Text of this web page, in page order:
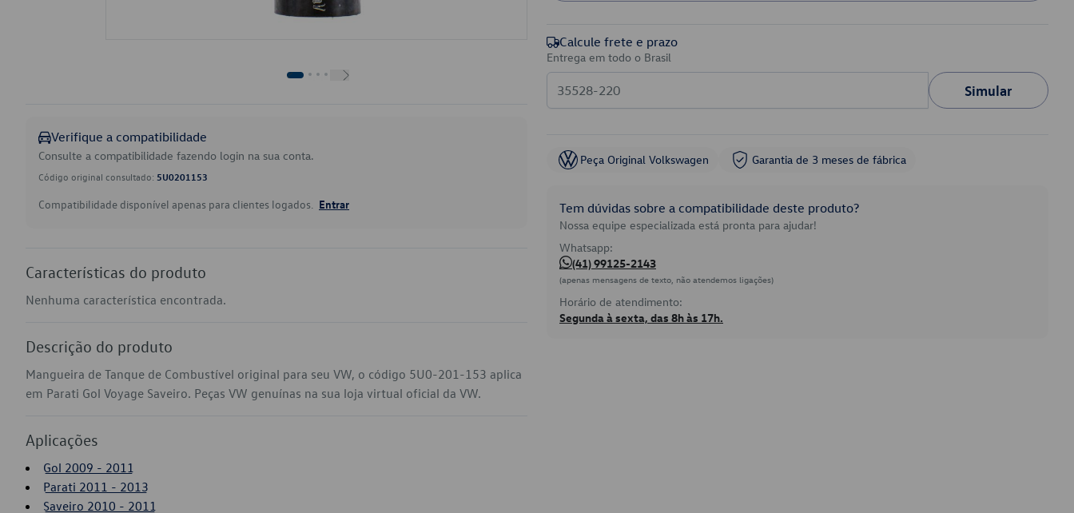
Verifique a compatibilidade
Consulte a compatibilidade fazendo login na sua conta.
Código original consultado: 5U0201153
Compatibilidade disponível apenas para clientes logados. Entrar
Características do produto
Nenhuma característica encontrada.
Descrição do produto
Mangueira de Tanque de Combustível original para seu VW, o código 5U0-201-153 aplica
em Parati Gol Voyage Saveiro. Peças VW genuínas na sua loja virtual oficial da VW.
Aplicações
Gol 2009 - 2011
Parati 2011 - 2013
Saveiro 2010 - 2011
Calcule frete e prazo
Entrega em todo o Brasil
Simular
Peça Original Volkswagen Garantia de 3 meses de fábrica
Tem dúvidas sobre a compatibilidade deste produto?
Nossa equipe especializada está pronta para ajudar!
Whatsapp:
(41) 99125-2143
(apenas mensagens de texto, não atendemos ligações)
Horário de atendimento:
Segunda à sexta, das 8h às 17h.